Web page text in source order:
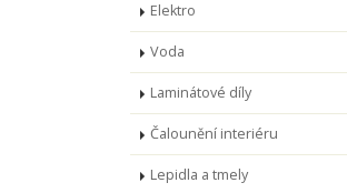
Elektro
Voda
Laminátové díly
Čalounění interiéru
Lepidla a tmely